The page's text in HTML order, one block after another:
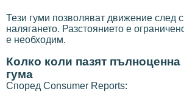
Тези гуми позволяват движение след
налягането. Разстоянието е
е необходим.
Колко коли пазят пълноценна
гума
Според Consumer Reports: